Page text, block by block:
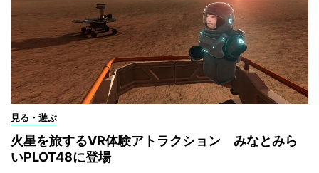
見る・遊ぶ
火星を旅するVR体験アトラクション みなとみら
いPLOT48に登場